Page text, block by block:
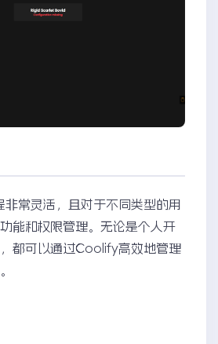
常灵活，且对于不同类型的用
能和权限管理。无论是个人开
都可以通过Coolify高效地管理